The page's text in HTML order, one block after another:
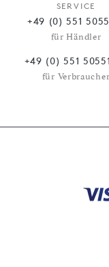
SERVICE
+49 (0) 551
für Händler
+49 (0) 551
für Verbraucher